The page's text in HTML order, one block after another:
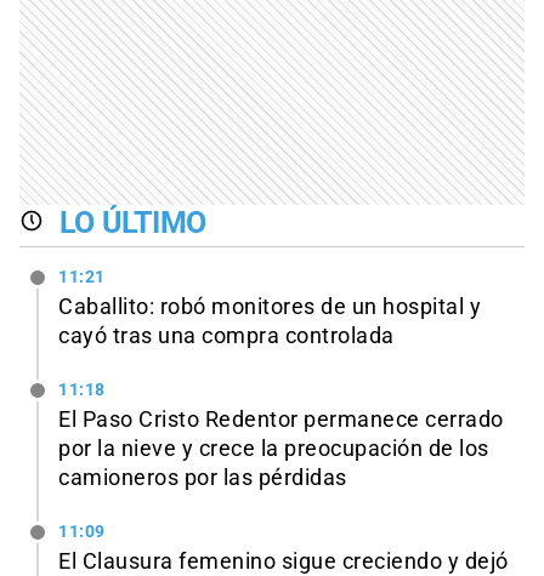
LO ÚLTIMO
11:21
Caballito: robó monitores de un hospital y
cayó tras una compra controlada
11:18
El Paso Cristo Redentor permanece cerrado
por la nieve y crece la preocupación de los
camioneros por las pérdidas
11:09
El Clausura femenino sigue creciendo y dejó